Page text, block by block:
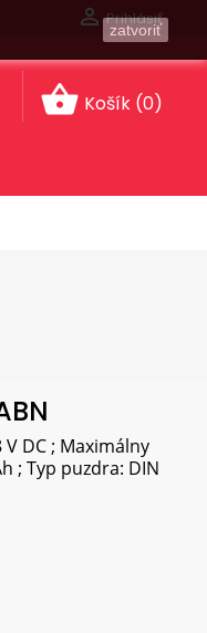
zatvoriť
 Prihlásiť
shopping_basket Košík (0)
DC ; Maximálny
; Typ puzdra: DIN